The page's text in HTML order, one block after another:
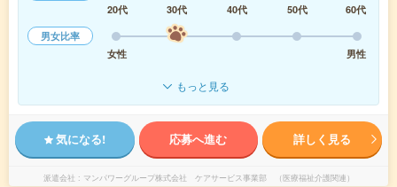
20代
30代 40代 50代
60代
男女比率
女性
男性
もっと見る
気になる! 応募へ進む 詳しく見る
派遣会社 マンパワーグループ株式会社 ケアサービス事業部 （医療福祉介護関連）